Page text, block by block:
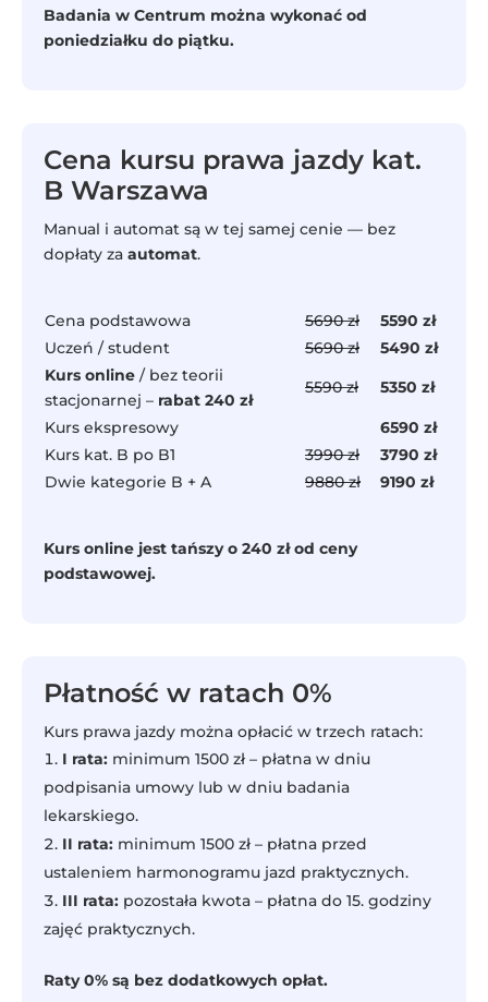
Badania w Centrum można wykonać od
poniedziałku do piątku.
Cena kursu prawa jazdy kat.
B Warszawa
Manual i automat są w tej samej cenie — bez
dopłaty za automat.
Cena podstawowa 5690 zł
5590 zł
Uczeń / student
5690 zł
5490 zł
Kurs online / bez teorii
stacjonarnej – rabat 240 zł
5590 zł 5350 zł
Kurs ekspresowy
6590 zł
Kurs kat. B po B1
3990 zł
3790 zł
Dwie kategorie B + A
9880 zł 9190 zł
Kurs online jest tańszy o 240 zł od ceny
podstawowej.
Płatność w ratach 0%
Kurs prawa jazdy można opłacić w trzech ratach:
I rata: minimum 1500 zł – płatna w dniu
podpisania umowy lub w dniu badania
lekarskiego.
II rata: minimum 1500 zł – płatna przed
ustaleniem harmonogramu jazd praktycznych.
III rata: pozostała kwota – płatna do 15. godziny
zajęć praktycznych.
Raty 0% są bez dodatkowych opłat.